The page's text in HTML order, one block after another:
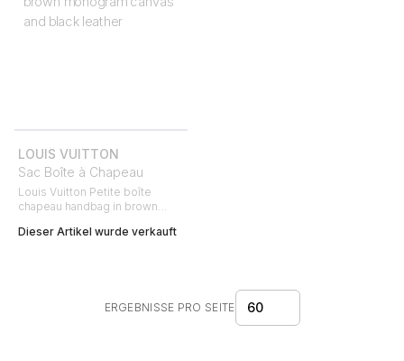
LOUIS VUITTON
Sac Boîte à Chapeau
Louis Vuitton Petite boîte
chapeau handbag in brown
leather
Dieser Artikel wurde verkauft
ERGEBNISSE PRO SEITE 60